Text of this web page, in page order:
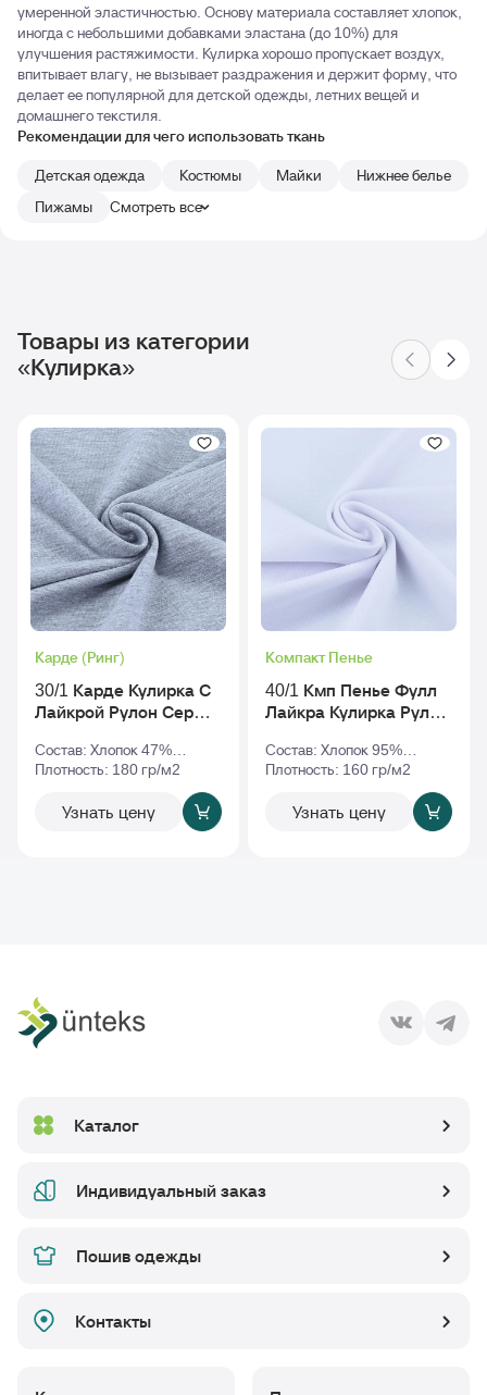
умеренной эластичностью. Основу материала составляет хлопок,
иногда с небольшими добавками эластана (до 10%) для
улучшения растяжимости. Кулирка хорошо пропускает воздух,
впитывает влагу, не вызывает раздражения и держит форму, что
делает ее популярной для детской одежды, летних вещей и
домашнего текстиля.
Рекомендации для чего использовать ткань
Детская одежда
Костюмы Майки
Нижнее белье
Пижамы
Смотреть все
Товары из категории
«Кулирка»
Карде (Ринг)
30/1 Карде Кулирка С
Лайкрой Рулон Серый-
Состав: Хлопок 47%
Полиэстер 47% Эластан
Плотность: 180 гр/м2
Узнать цену
Компакт Пенье
40/1 Кмп Пенье Фулл
Лайкра Кулирка Рулон
Состав: Хлопок 95%
Эластан 5%
Плотность: 160 гр/м2
Узнать цену
Каталог
Индивидуальный заказ
Пошив одежды
Контакты